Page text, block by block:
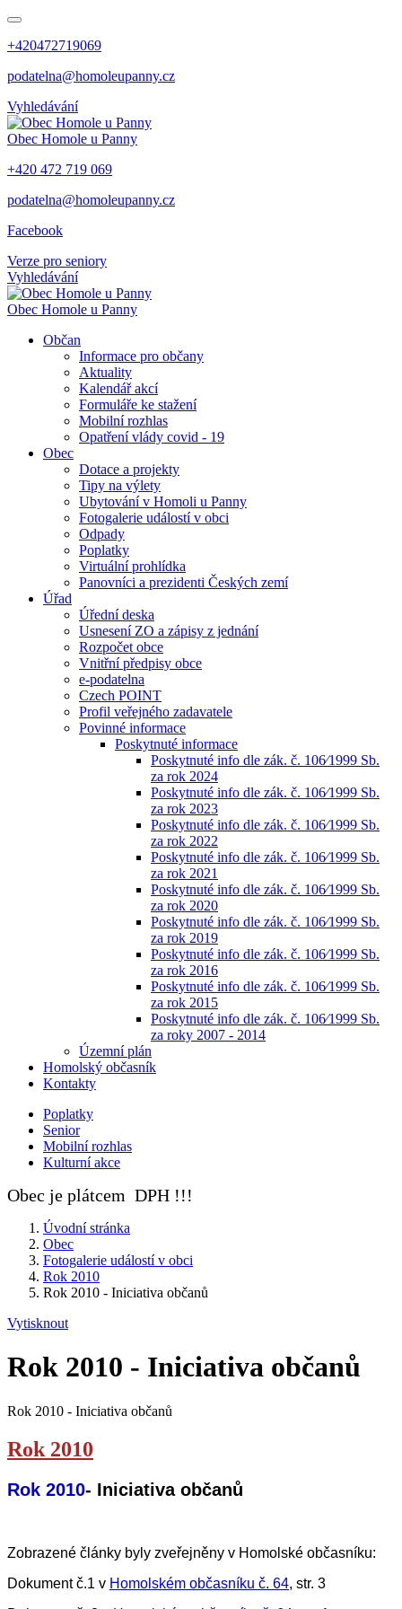
+420472719069
podatelna@homoleupanny.cz
Vyhledávání
Obec Homole u Panny
+420 472 719 069
podatelna@homoleupanny.cz
Facebook
Verze pro seniory
Vyhledávání
Obec Homole u Panny
Občan
Informace pro občany
Aktuality
Kalendář akcí
Formuláře ke stažení
Mobilní rozhlas
Opatření vlády covid - 19
Obec
Dotace a projekty
Tipy na výlety
Ubytování v Homoli u Panny
Fotogalerie událostí v obci
Odpady
Poplatky
Virtuální prohlídka
Panovníci a prezidenti Českých zemí
Úřad
Úřední deska
Usnesení ZO a zápisy z jednání
Rozpočet obce
Vnitřní předpisy obce
e-podatelna
Czech POINT
Profil veřejného zadavatele
Povinné informace
Poskytnuté informace
Poskytnuté info dle zák. č. 106⁄1999 Sb.
za rok 2024
Poskytnuté info dle zák. č. 106⁄1999 Sb.
za rok 2023
Poskytnuté info dle zák. č. 106⁄1999 Sb.
za rok 2022
Poskytnuté info dle zák. č. 106⁄1999 Sb.
za rok 2021
Poskytnuté info dle zák. č. 106⁄1999 Sb.
za rok 2020
Poskytnuté info dle zák. č. 106⁄1999 Sb.
za rok 2019
Poskytnuté info dle zák. č. 106⁄1999 Sb.
za rok 2016
Poskytnuté info dle zák. č. 106⁄1999 Sb.
za rok 2015
Poskytnuté info dle zák. č. 106⁄1999 Sb.
za roky 2007 - 2014
Územní plán
Homolský občasník
Kontakty
Poplatky
Senior
Mobilní rozhlas
Kulturní akce
Obec je plátcem DPH !!!
Úvodní stránka
Obec
Fotogalerie událostí v obci
Rok 2010
Rok 2010 - Iniciativa občanů
Vytisknout
Rok 2010 - Iniciativa občanů
Rok 2010 - Iniciativa občanů
Rok 2010
Rok 2010- Iniciativa občanů
Zobrazené články byly zveřejněny v Homolské občasníku:
Dokument č.1 v Homolském občasníku č. 64, str. 3